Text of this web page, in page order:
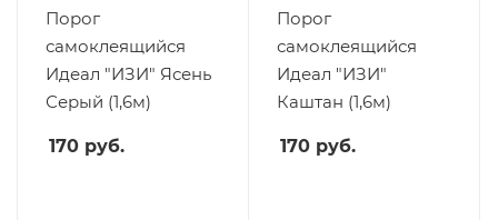
Порог
самоклеящийся
Идеал "ИЗИ" Ясень
Серый (1,6м)
170 руб.
Порог
самоклеящийся
Идеал "ИЗИ"
Каштан (1,6м)
170 руб.